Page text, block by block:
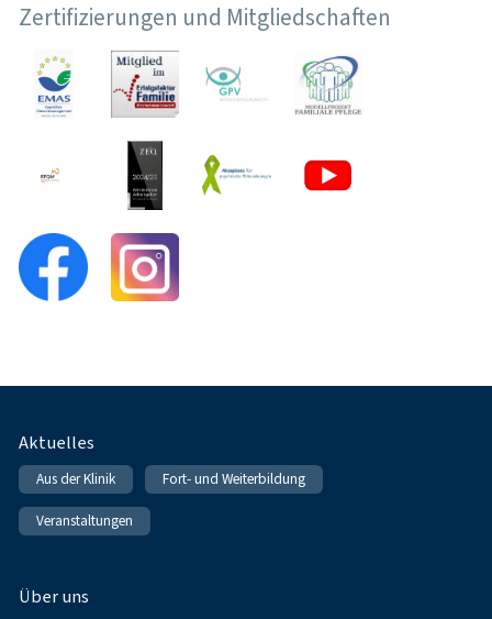
Zertifizierungen und Mitgliedschaften
Fußnavigation
Aktuelles
Aus der Klinik Fort- und Weiterbildung
Veranstaltungen
Über uns